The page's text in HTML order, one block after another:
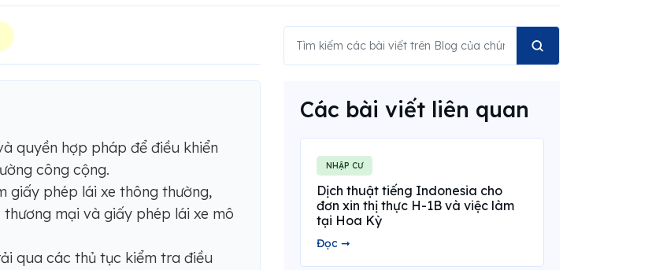
quyền hợp pháp để điều khiển
công cộng.
giấy phép lái xe thông thường,
mại và giấy phép lái xe mô
qua các thủ tục kiểm tra điều
Các bài viết liên quan
NHẬP CƯ
Dịch thuật tiếng Indonesia cho
đơn xin thị thực H-1B và việc làm
tại Hoa Kỳ
Đọc ➞